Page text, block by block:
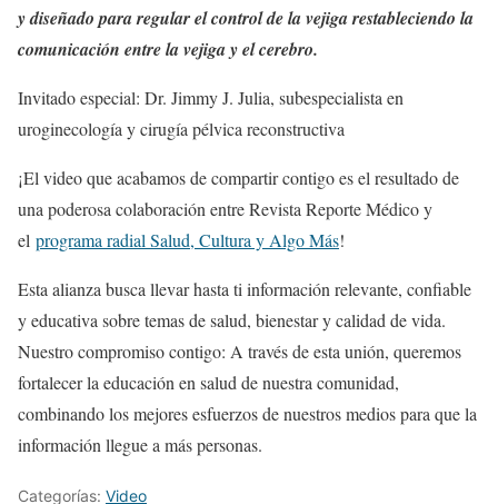
y diseñado para regular el control de la vejiga restableciendo la
comunicación entre la vejiga y el cerebro.
Invitado especial: Dr. Jimmy J. Julia, subespecialista en
uroginecología y cirugía pélvica reconstructiva
¡El video que acabamos de compartir contigo es el resultado de
una poderosa colaboración entre Revista Reporte Médico y
el programa radial Salud, Cultura y Algo Más!
Esta alianza busca llevar hasta ti información relevante, confiable
y educativa sobre temas de salud, bienestar y calidad de vida.
Nuestro compromiso contigo: A través de esta unión, queremos
fortalecer la educación en salud de nuestra comunidad,
combinando los mejores esfuerzos de nuestros medios para que la
información llegue a más personas.
Categorías: Video